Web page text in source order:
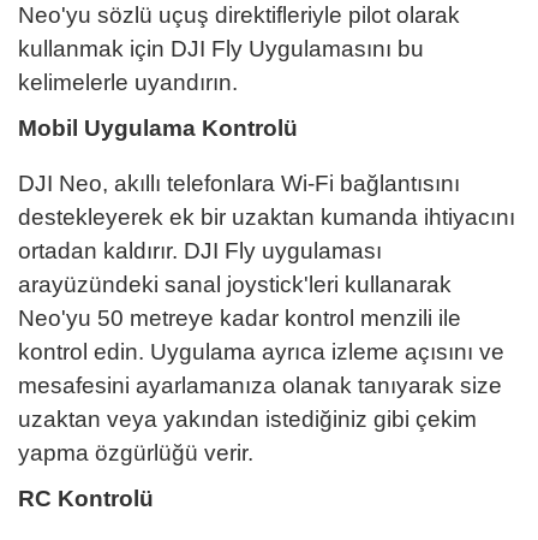
Neo'yu sözlü uçuş direktifleriyle pilot olarak
kullanmak için DJI Fly Uygulamasını bu
kelimelerle uyandırın.
Mobil Uygulama Kontrolü
DJI Neo, akıllı telefonlara Wi-Fi bağlantısını
destekleyerek ek bir uzaktan kumanda ihtiyacını
ortadan kaldırır. DJI Fly uygulaması
arayüzündeki sanal joystick'leri kullanarak
Neo'yu 50 metreye kadar kontrol menzili ile
kontrol edin. Uygulama ayrıca izleme açısını ve
mesafesini ayarlamanıza olanak tanıyarak size
uzaktan veya yakından istediğiniz gibi çekim
yapma özgürlüğü verir.
RC Kontrolü